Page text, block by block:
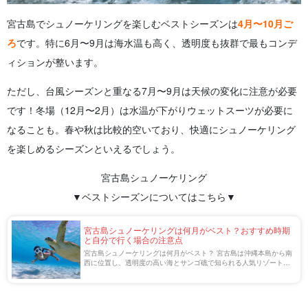
宮古島でシュノーケリングを楽しむベストシーズンは4月〜10月ご
ろです。特に6月〜9月は海水温も高く、透明度も抜群で最もコンデ
ィションが整います。
ただし、台風シーズンと重なる7月〜9月は天候の変化に注意が必要
です！冬場（12月〜2月）は水温が下がりウェットスーツが必要に
なることも。春や秋は比較的空いており、快適にシュノーケリング
を楽しめるシーズンといえるでしょう。
宮古島シュノーケリング
▼ベストシーズンについてはこちら▼
宮古島シュノーケリングは何月がベスト？おすすめ時期
と自分で行く場合の注意点
宮古島シュノーケリングは何月がベスト？ 宮古島は沖縄本島から南
西に位置し、透明度の高い海とサンゴ礁で知られる人気リゾートで